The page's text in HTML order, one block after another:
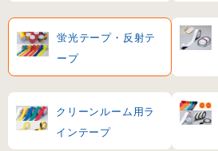
蛍光テープ・反射テ
ープ
クリーンルーム用ラ
インテープ